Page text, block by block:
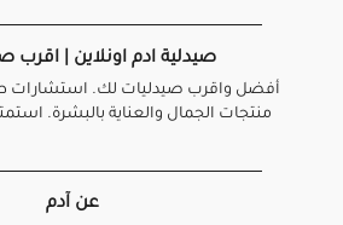
صيدلية ادم اونلاين | اقرب
أفضل واقرب صيدليات لك. استشارات
منتجات الجمال والعناية بالبشرة.
عن آدم